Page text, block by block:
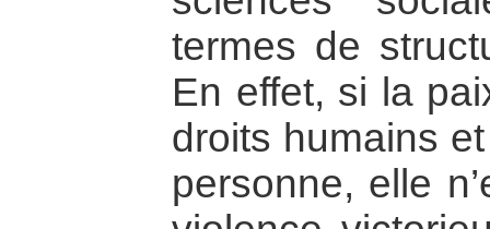
termes de
En effet, si la
droits humains
personne, elle